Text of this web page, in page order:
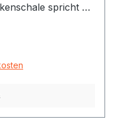
spricht mit
„erdend“
die durch das
den